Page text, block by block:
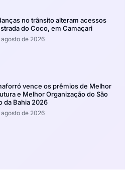
no trânsito alteram acessos
do Coco, em Camaçari
agosto de 2026
vence os prêmios de Melhor
e Melhor Organização do São
da Bahia 2026
agosto de 2026